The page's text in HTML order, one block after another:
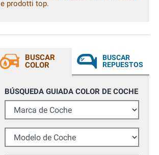
e prodotti top.
BUSCAR
COLOR
BUSCAR
REPUESTOS
BÚSQUEDA GUIADA COLOR DE COCHE
Marca de Coche
Modelo de Coche